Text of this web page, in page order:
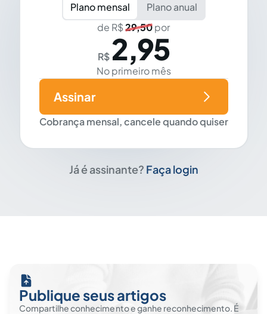
Plano mensal
Plano anual
de R$29,50por
R$ 2,95
No primeiro mês
Cobrança mensal, cancele quando quiser
Assinar
Já é assinante? Faça login
Publique seus artigos
Compartilhe conhecimento e ganhe reconhecimento. É